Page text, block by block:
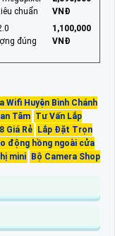
chuẩn
VNĐ
đúng
1,100,000
VNĐ
Wifi Huyện Bình Chánh
Tâm Tư Vấn Lắp
Giá Rẻ
Lắp Đặt Trọn
động hồng ngoài cửa
mini
Bộ Camera Shop